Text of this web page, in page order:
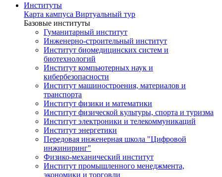
Институты
Карта кампуса Виртуальный тур
Базовые институты
Гуманитарный институт
Инженерно-строительный институт
Институт биомедицинских систем и
биотехнологий
Институт компьютерных наук и
кибербезопасности
Институт машиностроения, материалов и
транспорта
Институт физики и математики
Институт физической культуры, спорта и туризма
Институт электроники и телекоммуникаций
Институт энергетики
Передовая инженерная школа "Цифровой
инжиниринг"
Физико-механический институт
Институт промышленного менеджмента,
экономики и торговли